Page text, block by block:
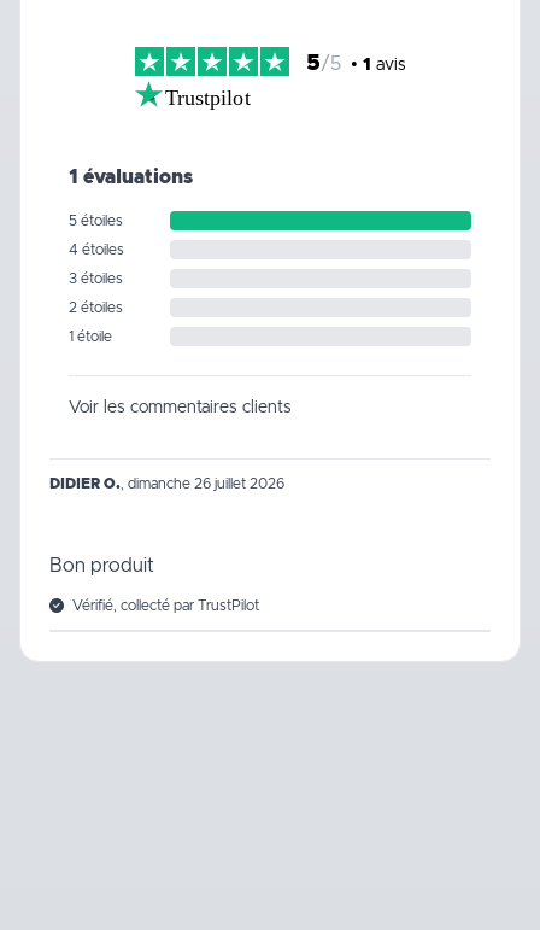
5/5 • 1 avis
Trustpilot
1 évaluations
5 étoiles
4 étoiles
3 étoiles
2 étoiles
1 étoile
Voir les commentaires clients
DIDIER O. dimanche 26 juillet 2026
Bon produit
Vérifié, collecté par TrustPilot